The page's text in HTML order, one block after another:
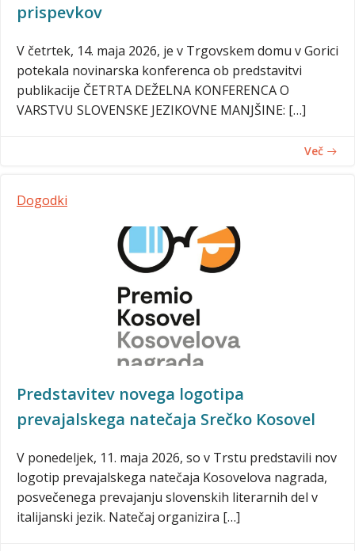
prispevkov
V četrtek, 14. maja 2026, je v Trgovskem domu v Gorici
potekala novinarska konferenca ob predstavitvi
publikacije ČETRTA DEŽELNA KONFERENCA O
VARSTVU SLOVENSKE JEZIKOVNE MANJŠINE: […]
Več
Dogodki
Predstavitev novega logotipa
prevajalskega natečaja Srečko Kosovel
V ponedeljek, 11. maja 2026, so v Trstu predstavili nov
logotip prevajalskega natečaja Kosovelova nagrada,
posvečenega prevajanju slovenskih literarnih del v
italijanski jezik. Natečaj organizira […]